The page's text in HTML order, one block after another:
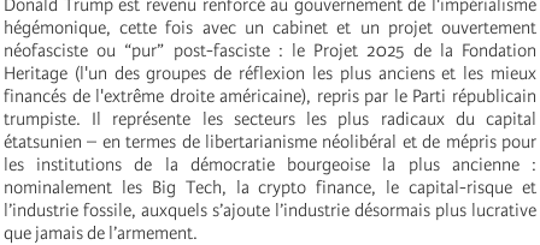
Donald Trump est revenu renforcé au gouvernement de l'impérialisme
hégémonique, cette fois avec un cabinet et un projet ouvertement
néofasciste ou “pur” post-fasciste : le Projet 2025 de la Fondation
Heritage (l'un des groupes de réflexion les plus anciens et les mieux
financés de l'extrême droite américaine), repris par le Parti républicain
trumpiste. Il représente les secteurs les plus radicaux du capital
étatsunien – en termes de libertarianisme néolibéral et de mépris pour
les institutions de la démocratie bourgeoise la plus ancienne :
nominalement les Big Tech, la crypto finance, le capital-risque et
l’industrie fossile, auxquels s’ajoute l’industrie désormais plus lucrative
que jamais de l’armement.